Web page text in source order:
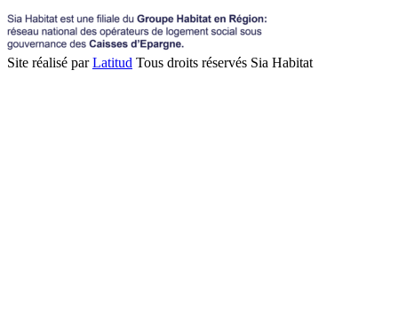
Site réalisé parLatitud Tous droits réservés Sia Habitat